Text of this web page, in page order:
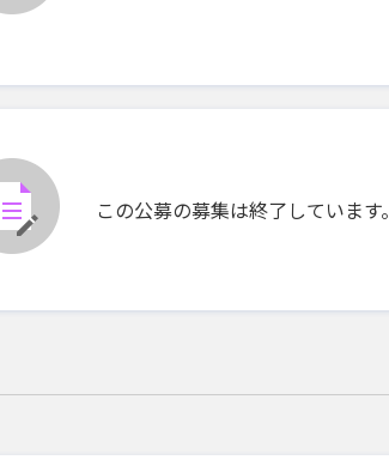
この公募の募集は終了しています。